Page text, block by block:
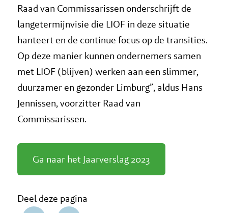
Raad van Commissarissen onderschrijft de
langetermijnvisie die LIOF in deze situatie
hanteert en de continue focus op de transities.
Op deze manier kunnen ondernemers samen
met LIOF (blijven) werken aan een slimmer,
duurzamer en gezonder Limburg”, aldus Hans
Jennissen, voorzitter Raad van
Commissarissen.
Ga naar het Jaarverslag 2023
Deel deze pagina